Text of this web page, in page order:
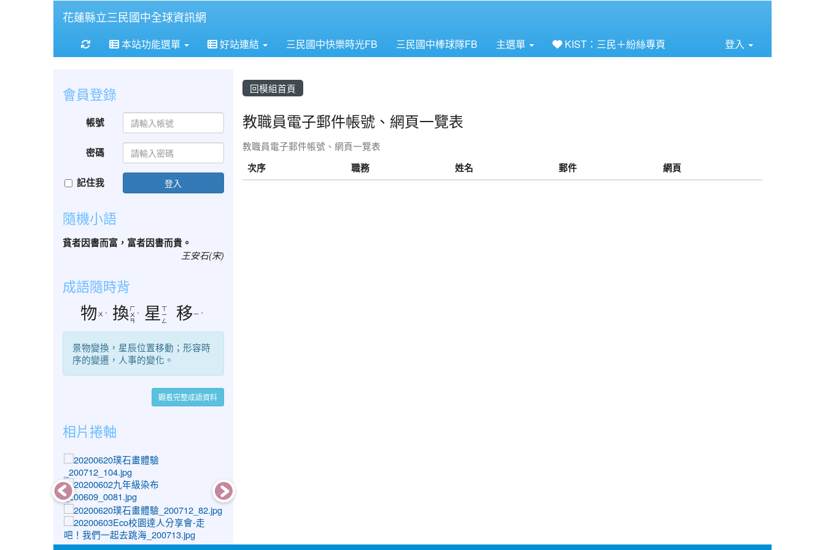
花蓮縣立三民國中全球資訊網
重新取得佈景設定
本站功能選單 好站連結 三民國中快樂時光FB 三民國中棒球隊FB 主選單 KIST：三民＋紛絲專頁 登入
回模組首頁
教職員電子郵件帳號、網頁一覽表
教職員電子郵件帳號、網頁一覽表
次序
職務 姓名 郵件 網頁
會員登錄
帳號
密碼
記住我 登入
隨機小語
貧者因書而富，富者因書而貴。
王安石(宋)
成語隨時背
物 ㄨ ˋ 換ㄏ
ㄨ
ㄢ
ˋ 星ㄒ
ㄧ
ㄥ
移 ㄧ ˊ
景物變換，星辰位置移動；形容時
序的變遷，人事的變化。
觀看完整成語資料
相片捲軸
photo-1106